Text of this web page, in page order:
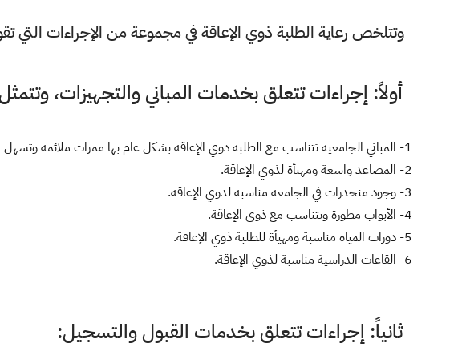
وتتلخص رعاية الطلبة ذوي الإعاقة في مجموعة من الإجراءات التي
أولاً: إجراءات تتعلق بخدمات المباني والتجهيزات،
1- المباني الجامعية تتناسب مع الطلبة ذوي الإعاقة بشكل عام بها ممرات ملائمة وتسهل السير بها.
2- المصاعد واسعة ومهيأة لذوي الإعاقة.
3- وجود منحدرات في الجامعة مناسبة لذوي الإعاقة.
4- الأبواب مطورة وتتناسب مع ذوي الإعاقة.
5- دورات المياه مناسبة ومهيأة للطلبة ذوي الإعاقة.
6- القاعات الدراسية مناسبة لذوي الإعاقة.
ثانياً: إجراءات تتعلق بخدمات القبول والتسجيل: